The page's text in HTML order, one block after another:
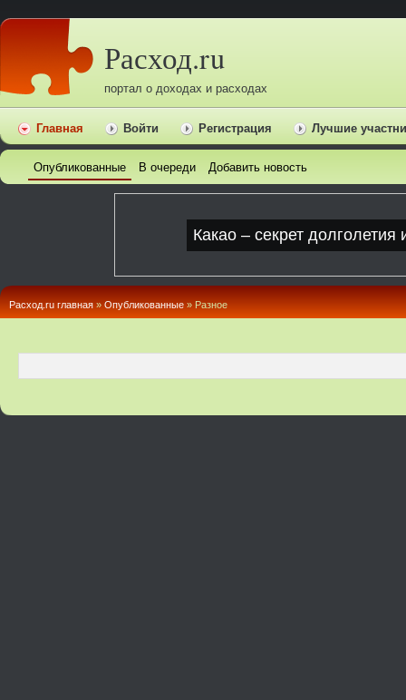
Расход.ru
портал о доходах и расходах
Главная Войти Регистрация Лучшие
Опубликованные В очереди Добавить новость
Расход.ru главная » Опубликованные » Pазное